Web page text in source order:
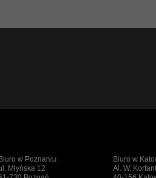
Biuro w Poznaniu:
Młyńska 12
Biuro w
Al. W.